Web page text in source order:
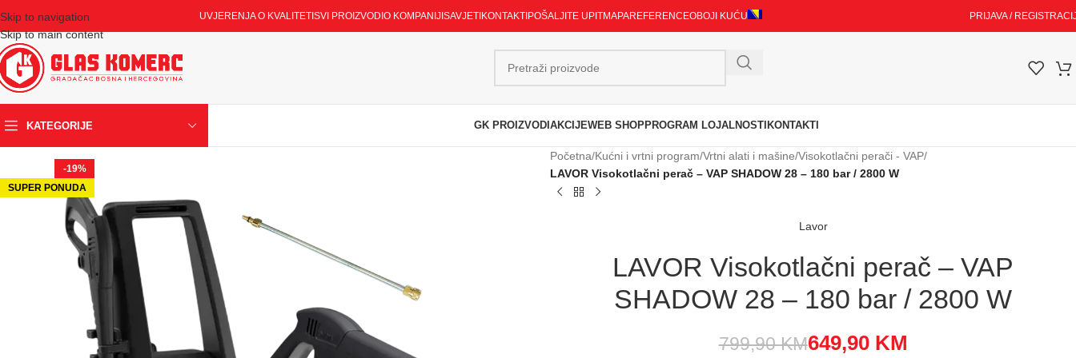
Skip to navigation
Skip to main content
UVJERENJA O KVALITETI SVI PROIZVODI O KOMPANIJI SAVJETI KONTAKTI POŠALJITE UPITMAPAREFERENCEOBOJI KUĆU PRIJAVA /
KATEGORIJE GK PROIZVODI AKCIJEWEB SHOPPROGRAM LOJALNOSTI KONTAKTI
-19%
SUPER PONUDA
Početna/Kućni i vrtni program/Vrtni alati i mašine/Visokotlačni perači - VAP/
LAVOR Visokotlačni perač – VAP SHADOW 28 – 180 bar / 2800 W
Lavor
LAVOR Visokotlačni perač – VAP
SHADOW 28 – 180 bar / 2800 W
799,90KM649,90 KM